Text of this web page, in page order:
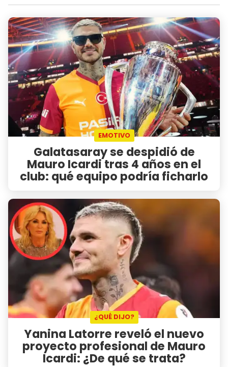
EMOTIVO
Galatasaray se despidió de
Mauro Icardi tras 4 años en el
club: qué equipo podría ficharlo
¿QUÉ DIJO?
Yanina Latorre reveló el nuevo
proyecto profesional de Mauro
Icardi: ¿De qué se trata?